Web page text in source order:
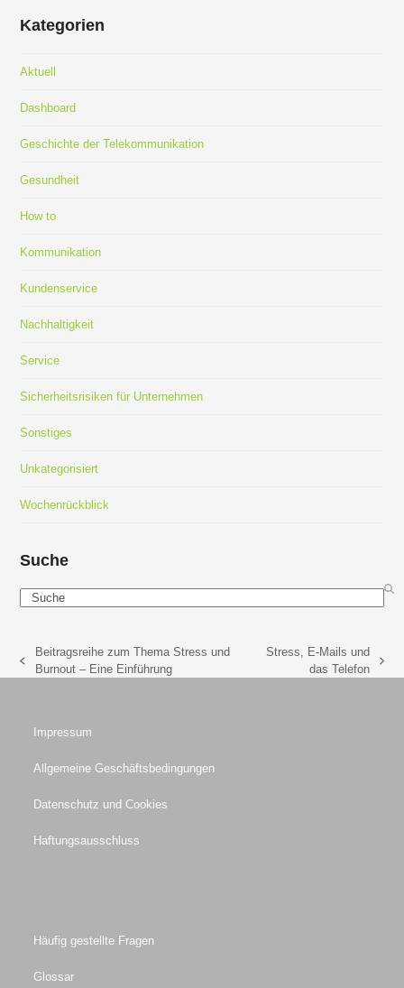
Kategorien
Aktuell
Dashboard
Geschichte der Telekommunikation
Gesundheit
How to
Kommunikation
Kundenservice
Nachhaltigkeit
Service
Sicherheitsrisiken für Unternehmen
Sonstiges
Unkategorisiert
Wochenrückblick
Suche
Search
vorheriger
Beitragsreihe zum Thema Stress und
Burnout – Eine Einführung
Nächster
Stress, E-Mails und
das Telefon
Impressum
Allgemeine Geschäftsbedingungen
Datenschutz und Cookies
Haftungsausschluss
Häufig gestellte Fragen
Glossar